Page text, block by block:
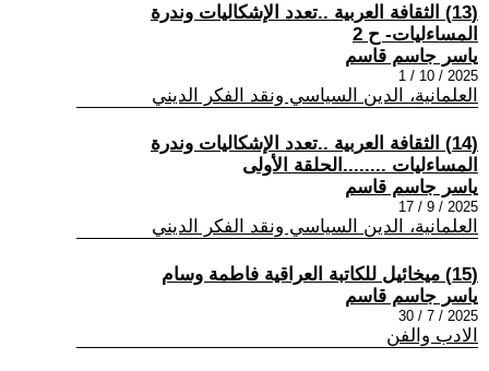
(13) الثقافة العربية ..تعدد الإشكاليات وندرة
المساءليات- ح 2
ياسر جاسم قاسم
2025 / 10 / 1
العلمانية، الدين السياسي ونقد الفكر الديني
(14) الثقافة العربية ..تعدد الإشكاليات وندرة
المساءليات ........الحلقة الأولى
ياسر جاسم قاسم
2025 / 9 / 17
العلمانية، الدين السياسي ونقد الفكر الديني
(15) ميخائيل للكاتبة العراقية فاطمة وسام
ياسر جاسم قاسم
2025 / 7 / 30
الادب والفن